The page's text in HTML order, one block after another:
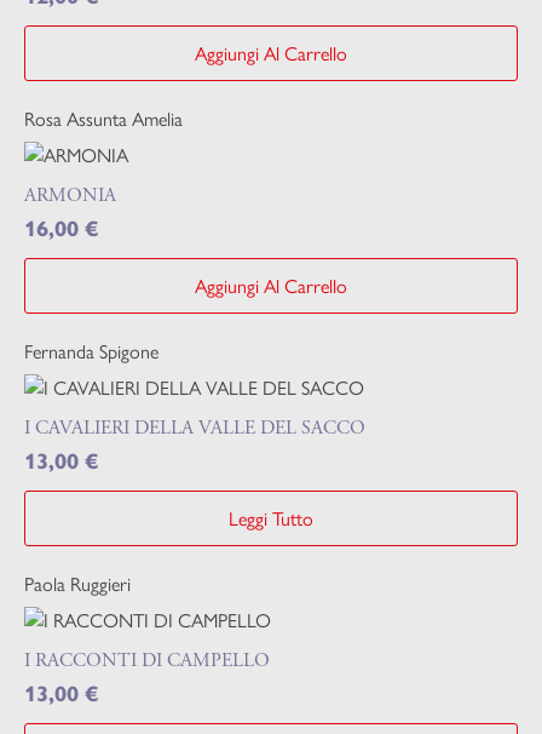
Aggiungi Al Carrello
Rosa Assunta Amelia
ARMONIA
16,00 €
Aggiungi Al Carrello
Fernanda Spigone
I CAVALIERI DELLA VALLE DEL SACCO
13,00 €
Leggi Tutto
Paola Ruggieri
I RACCONTI DI CAMPELLO
13,00 €